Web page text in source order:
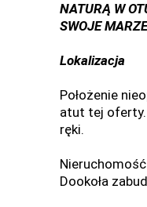
NATURĄ W
SWOJE
Lokalizacja
Położenie
atut tej
ręki.
Dookoła